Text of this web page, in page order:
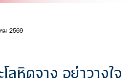
ม 2569
โลหิตจาง อย่าวางใจ